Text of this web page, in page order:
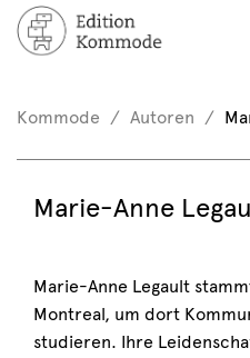
/ Registrieren
Kommode Autoren
Marie-Anne
Marie-Anne Legault
Montreal, um dort
studieren. Ihre